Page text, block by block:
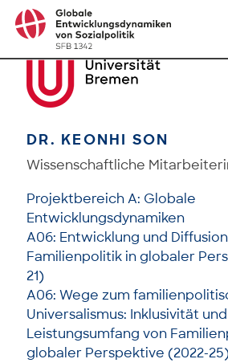
DR. KEONHI SON
Wissenschaftliche
Projektbereich A: Globale
Entwicklungsdynamiken
A06: Entwicklung und
Familienpolitik in globaler
21)
A06: Wege zum
Universalismus: Inklusivität und
Leistungsumfang von
globaler Perspektive (2022-25)